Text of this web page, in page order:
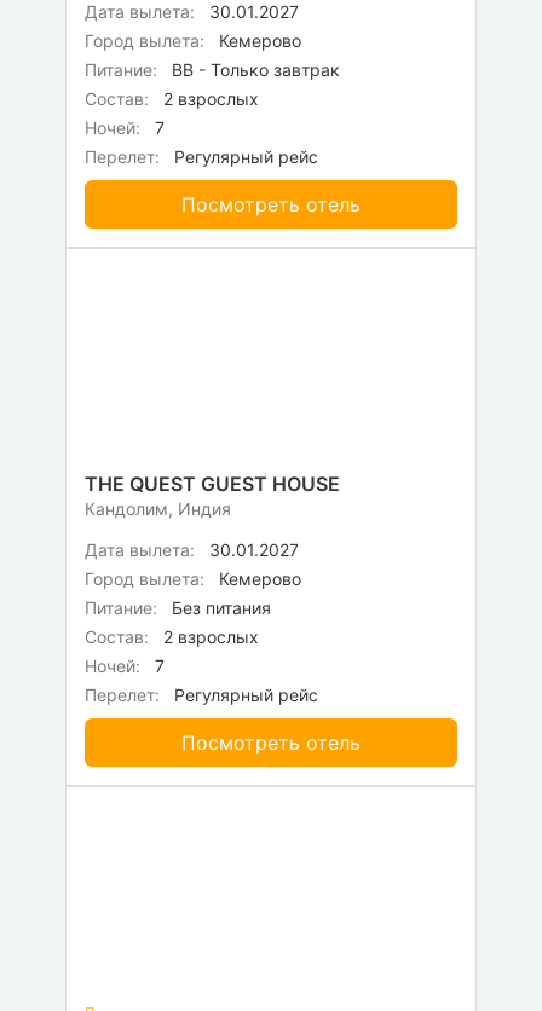
Дата вылета:
30.01.2027
Город вылета:
Кемерово
Питание:
BB - Только завтрак
Состав:
2 взрослых
Ночей:
7
Перелет:
Регулярный рейс
Посмотреть отель
THE QUEST GUEST HOUSE
Кандолим, Индия
Дата вылета:
30.01.2027
Город вылета:
Кемерово
Питание:
Без питания
Состав:
2 взрослых
Ночей:
7
Перелет:
Регулярный рейс
Посмотреть отель